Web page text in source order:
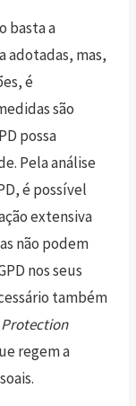
basta a
adotadas, mas,
é
são
possa
Pela análise
é possível
extensiva
não podem
nos seus
também
Protection
regem a